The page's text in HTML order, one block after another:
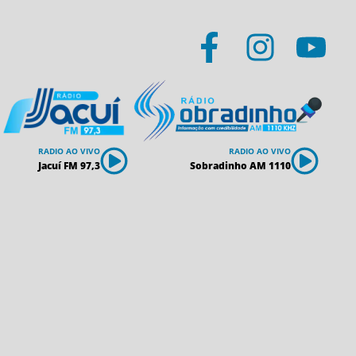
RADIO AO VIVO
Jacuí FM 97,3
RADIO AO VIVO
Sobradinho AM 1110